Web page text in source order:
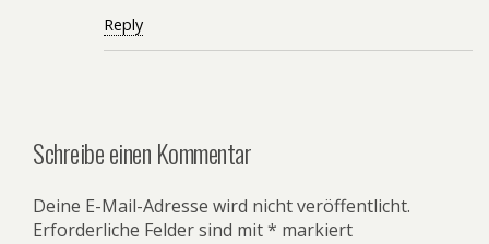
Reply
Schreibe einen Kommentar
Deine E-Mail-Adresse wird nicht veröffentlicht.
Erforderliche Felder sind mit* markiert